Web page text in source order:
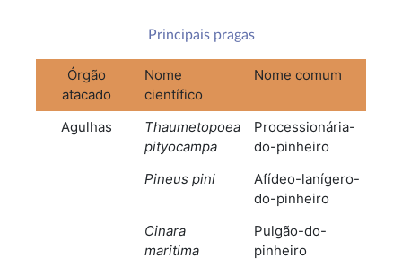
Principais pragas
Órgão
atacado
Nome
científico
Nome comum
Agulhas
Thaumetopoea
pityocampa
Processionária-
do-pinheiro
Pineus pini
Afídeo-lanígero-
do-pinheiro
Cinara
maritima
Pulgão-do-
pinheiro